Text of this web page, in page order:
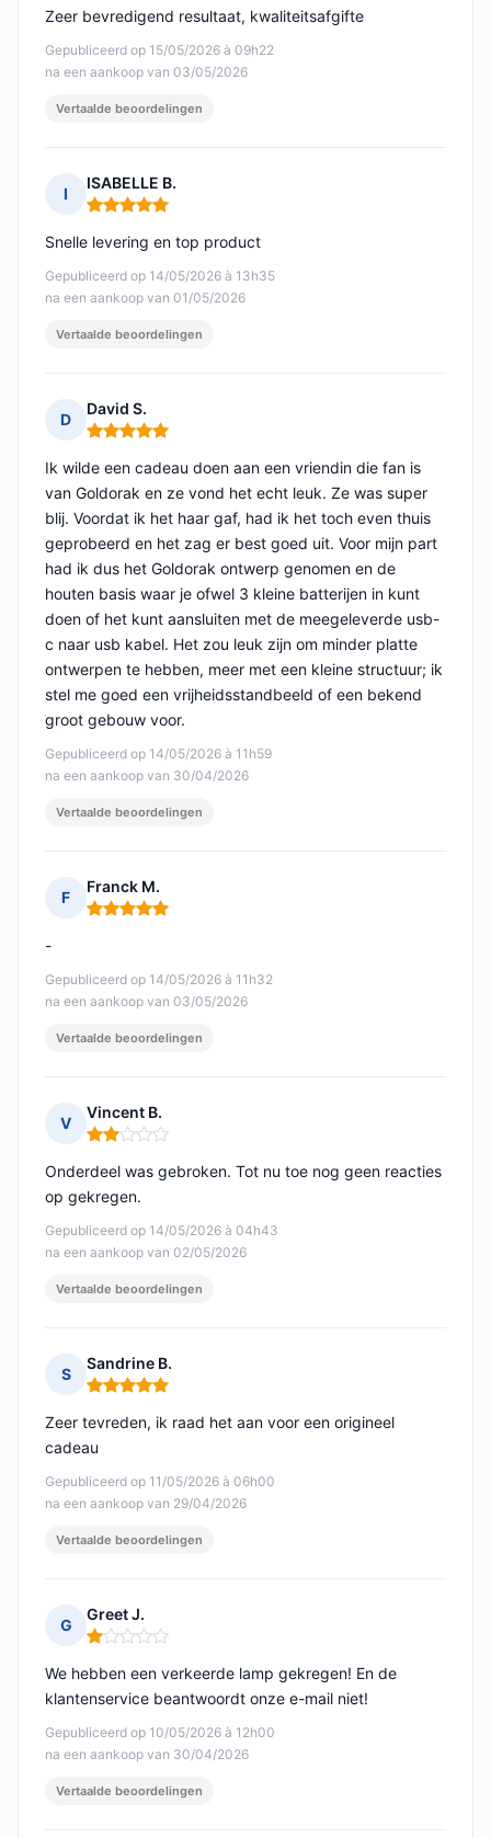
Gepubliceerd op 15/05/2026 à 09h22
na een aankoop van 03/05/2026
Zeer bevredigend resultaat, kwaliteitsafgifte
Vertaalde beoordelingen
I
ISABELLE B.
Opmerking: 5 van 5
Gepubliceerd op 14/05/2026 à 13h35
na een aankoop van 01/05/2026
Snelle levering en top product
Vertaalde beoordelingen
D
David S.
Opmerking: 5 van 5
Gepubliceerd op 14/05/2026 à 11h59
na een aankoop van 30/04/2026
Ik wilde een cadeau doen aan een vriendin die fan is
van Goldorak en ze vond het echt leuk. Ze was super
blij. Voordat ik het haar gaf, had ik het toch even thuis
geprobeerd en het zag er best goed uit. Voor mijn part
had ik dus het Goldorak ontwerp genomen en de
houten basis waar je ofwel 3 kleine batterijen in kunt
doen of het kunt aansluiten met de meegeleverde usb-
c naar usb kabel. Het zou leuk zijn om minder platte
ontwerpen te hebben, meer met een kleine structuur; ik
stel me goed een vrijheidsstandbeeld of een bekend
groot gebouw voor.
Vertaalde beoordelingen
F
Franck M.
Opmerking: 5 van 5
Gepubliceerd op 14/05/2026 à 11h32
na een aankoop van 03/05/2026
-
Vertaalde beoordelingen
V
Vincent B.
Opmerking: 2 van 5
Gepubliceerd op 14/05/2026 à 04h43
na een aankoop van 02/05/2026
Onderdeel was gebroken. Tot nu toe nog geen reacties
op gekregen.
Vertaalde beoordelingen
S
Sandrine B.
Opmerking: 5 van 5
Gepubliceerd op 11/05/2026 à 06h00
na een aankoop van 29/04/2026
Zeer tevreden, ik raad het aan voor een origineel
cadeau
Vertaalde beoordelingen
G
Greet J.
Opmerking: 1 van 5
Gepubliceerd op 10/05/2026 à 12h00
na een aankoop van 30/04/2026
We hebben een verkeerde lamp gekregen! En de
klantenservice beantwoordt onze e-mail niet!
Vertaalde beoordelingen